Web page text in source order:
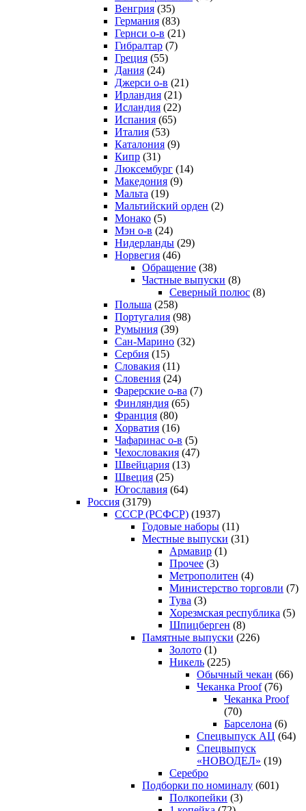
Венгрия (35)
Германия (83)
Гернси о-в (21)
Гибралтар (7)
Греция (55)
Дания (24)
Джерси о-в (21)
Ирландия (21)
Исландия (22)
Испания (65)
Италия (53)
Каталония (9)
Кипр (31)
Люксембург (14)
Македония (9)
Мальта (19)
Мальтийский орден (2)
Монако (5)
Мэн о-в (24)
Нидерланды (29)
Норвегия (46)
Обращение (38)
Частные выпуски (8)
Северный полюс (8)
Польша (258)
Португалия (98)
Румыния (39)
Сан-Марино (32)
Сербия (15)
Словакия (11)
Словения (24)
Фарерские о-ва (7)
Финляндия (65)
Франция (80)
Хорватия (16)
Чафаринас о-в (5)
Чехословакия (47)
Швейцария (13)
Швеция (25)
Югославия (64)
Россия (3179)
CCCP (РСФСР) (1937)
Годовые наборы (11)
Местные выпуски (31)
Армавир (1)
Прочее (3)
Метрополитен (4)
Министерство торговли (7)
Тува (3)
Хорезмская республика (5)
Шпицберген (8)
Памятные выпуски (226)
Золото (1)
Никель (225)
Обычный чекан (66)
Чеканка Proof(76)
Чеканка Proof
(70)
Барселона (6)
Спецвыпуск АЦ (64)
Спецвыпуск
«НОВОДЕЛ» (19)
Серебро
Подборки по номиналу (601)
Полкопейки (3)